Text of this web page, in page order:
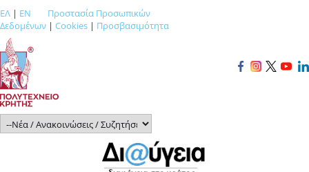
ΕΛ | EN
Προστασία Προσωπικών
Δεδομένων | Cookies | Προσβασιμότητα